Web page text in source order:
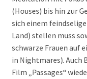
(Houses) bis hin zur
sich einem
Land) stellen muss
schwarze Frauen auf
in Nightmares). Auch
Film „Passages“